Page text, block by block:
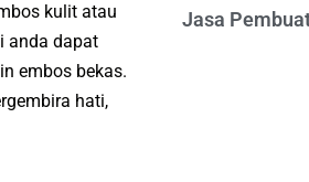
kulit atau
anda dapat
embos bekas.
hati,
Jasa